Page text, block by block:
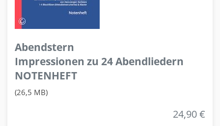
Abendstern
Impressionen zu 24 Abendliedern
NOTENHEFT
(26,5 MB)
24,90 €